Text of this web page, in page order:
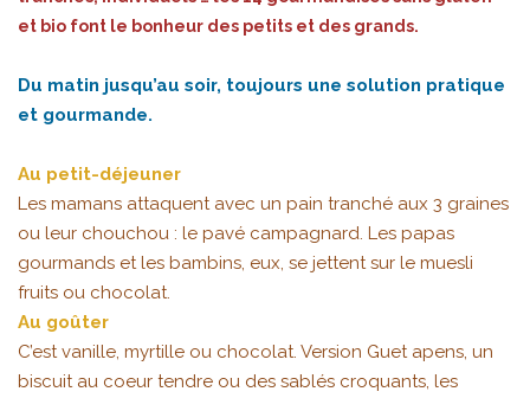
et bio font le bonheur des petits et des grands.
Du matin jusqu’au soir, toujours une solution pratique
et gourmande.
Au petit-déjeuner
Les mamans attaquent avec un pain tranché aux 3 graines
ou leur chouchou : le pavé campagnard. Les papas
gourmands et les bambins, eux, se jettent sur le muesli
fruits ou chocolat.
Au goûter
C’est vanille, myrtille ou chocolat. Version Guet apens, un
biscuit au coeur tendre ou des sablés croquants, les